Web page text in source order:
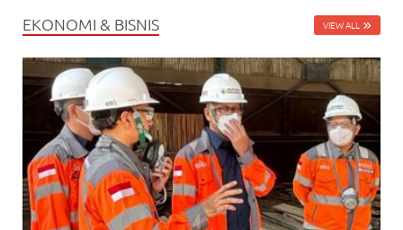
EKONOMI & BISNIS VIEW ALL